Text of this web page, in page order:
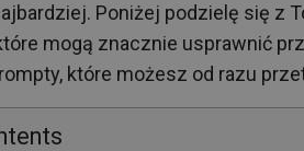
Poniżej podzielę się z
mogą znacznie usprawnić
które możesz od razu